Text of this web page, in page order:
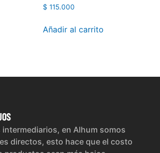
$ 115.000
Añadir al carrito
intermediarios, en Alhum somos
directos, esto hace que el costo